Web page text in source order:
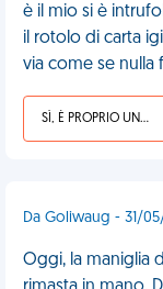
è il mio si è
il rotolo di carta
via come se nulla
SÌ, È PROPRIO UNA VDM!
Da Goliwaug - 31/
Oggi, la maniglia